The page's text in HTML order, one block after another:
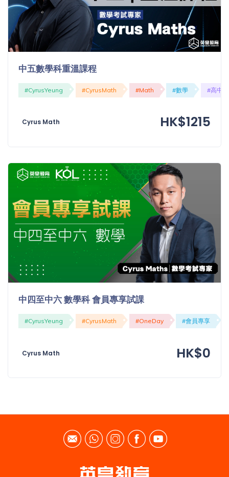
中五數學科重溫課程
#CyrusYeung #CyrusMath #Math #數學 #高中
Cyrus Math HK$1215
中四至中六 數學科 會員專享試課
#CyrusYeung #CyrusMath #OneDay #會員專享
Cyrus Math HK$0